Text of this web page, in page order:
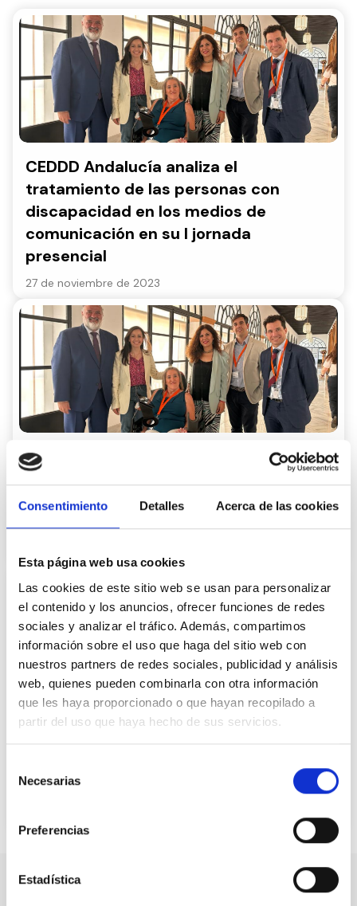
Consentimiento Detalles Acerca de las cookies
Esta página web usa cookies
Las cookies de este sitio web se usan para personalizar
el contenido y los anuncios, ofrecer funciones de redes
sociales y analizar el tráfico. Además, compartimos
información sobre el uso que haga del sitio web con
nuestros partners de redes sociales, publicidad y análisis
web, quienes pueden combinarla con otra información
que les haya proporcionado o que hayan recopilado a
partir del uso que haya hecho de sus servicios.
Necesarias
Preferencias
Estadística
CEDDD Andalucía analiza el
tratamiento de las personas con
discapacidad en los medios de
comunicación en su I jornada
presencial
27 de noviembre de 2023
CEDDD Andalucía comparece en el
parlamento andaluz para velar por el
cumplimiento de los derechos de las
personas con discapacidad
CEDDD Andalucía consigue el
consenso del Parlamento andaluz en la
reforma de la Ley de atención a las
personas con discapacidad